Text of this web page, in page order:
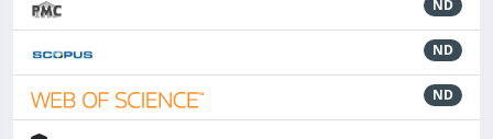
ND
ND
ND